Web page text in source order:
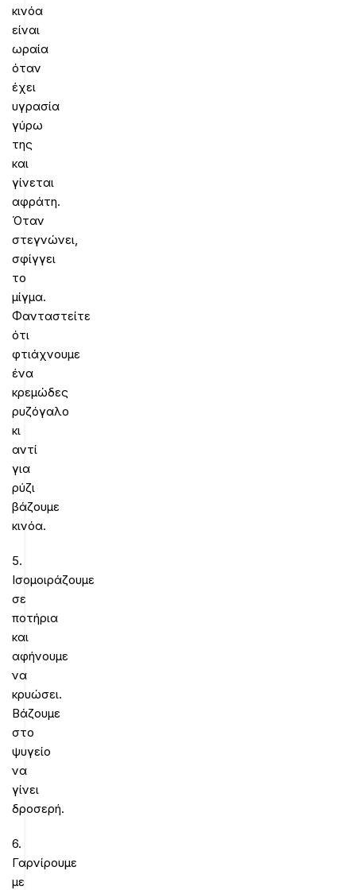
κινόα
είναι
ωραία
όταν
έχει
υγρασία
γύρω
της
και
γίνεται
αφράτη.
Όταν
στεγνώνει,
σφίγγει
το
μίγμα.
Φανταστείτε
ότι
φτιάχνουμε
ένα
κρεμώδες
ρυζόγαλο
κι
αντί
για
ρύζι
βάζουμε
κινόα.
5.
Ισομοιράζουμε
σε
ποτήρια
και
αφήνουμε
να
κρυώσει.
Βάζουμε
στο
ψυγείο
να
γίνει
δροσερή.
6.
Γαρνίρουμε
με